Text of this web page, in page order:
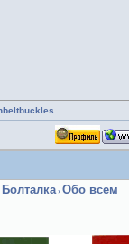
Болталка› Обо всем